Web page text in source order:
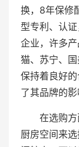
换，8年保修
型专利、认
企业，许多
猫、苏宁、
保持着良好
了其品牌的影
在选购
厨房空间来